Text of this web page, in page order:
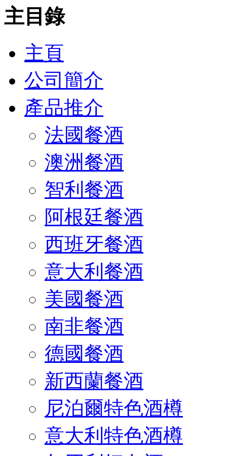
主目錄
主頁
公司簡介
產品推介
法國餐酒
澳洲餐酒
智利餐酒
阿根廷餐酒
西班牙餐酒
意大利餐酒
美國餐酒
南非餐酒
德國餐酒
新西蘭餐酒
尼泊爾特色酒樽
意大利特色酒樽